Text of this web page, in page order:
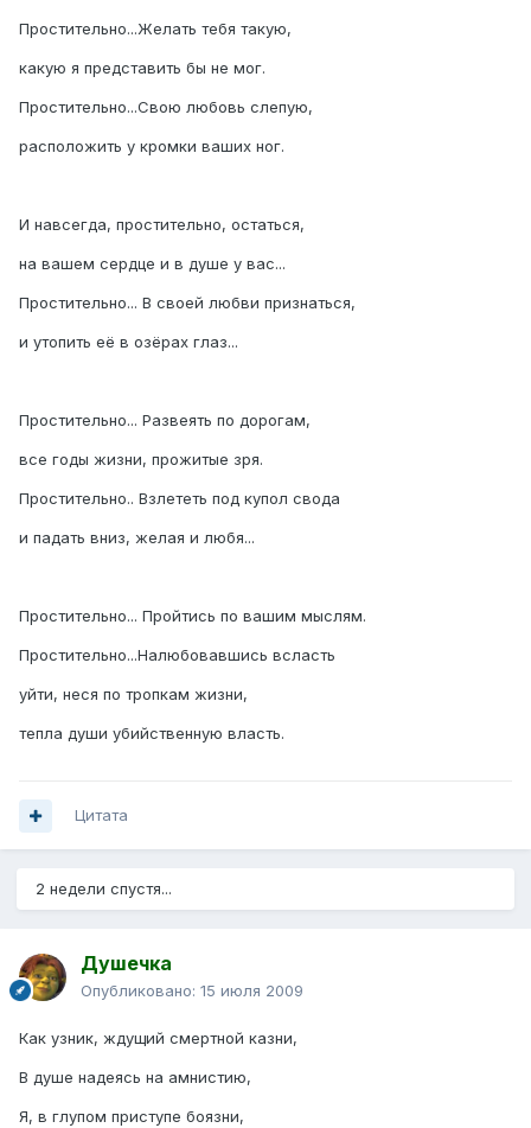
Простительно...Желать тебя такую,
какую я представить бы не мог.
Простительно...Свою любовь слепую,
расположить у кромки ваших ног.
И навсегда, простительно, остаться,
на вашем сердце и в душе у вас...
Простительно... В своей любви признаться,
и утопить её в озёрах глаз...
Простительно... Развеять по дорогам,
все годы жизни, прожитые зря.
Простительно.. Взлететь под купол свода
и падать вниз, желая и любя...
Простительно... Пройтись по вашим мыслям.
Простительно...Налюбовавшись всласть
уйти, неся по тропкам жизни,
тепла души убийственную власть.
Цитата
2 недели спустя...
Душечка
Опубликовано: 15 июля 2009
Как узник, ждущий смертной казни,
В душе надеясь на амнистию,
Я, в глупом приступе боязни,